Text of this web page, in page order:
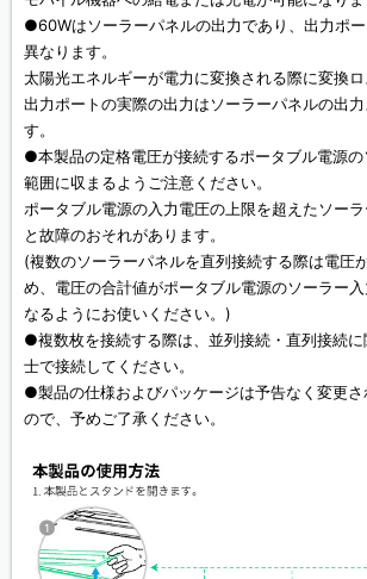
●60Wはソーラーパネルの出力であり、出力ポ
異なります。
太陽光エネルギーが電力に変換される際に変換ロ
出力ポートの実際の出力はソーラーパネルの出
す。
●本製品の定格電圧が接続するポータブル電源
範囲に収まるようご注意ください。
ポータブル電源の入力電圧の上限を超えたソー
と故障のおそれがあります。
(複数のソーラーパネルを直列接続する際は電圧
め、電圧の合計値がポータブル電源のソーラー
なるようにお使いください。)
●複数枚を接続する際は、並列接続・直列接続
士で接続してください。
●製品の仕様およびパッケージは予告なく変更
ので、予めご了承ください。